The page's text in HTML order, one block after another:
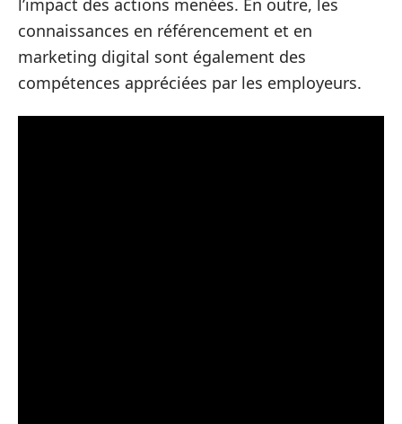
connaissances en référencement et en
marketing digital sont également des
compétences appréciées par les employeurs.